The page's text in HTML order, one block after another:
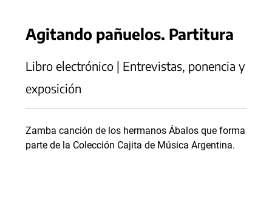
Agitando pañuelos. Partitura
Libro electrónico | Entrevistas, ponencia y
exposición
Zamba canción de los hermanos Ábalos que forma
parte de la Colección Cajita de Música Argentina.